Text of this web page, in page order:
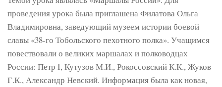
проведения урока была приглашена Филатова Ольга
Владимировна, заведующий музеем истории боевой
славы «38-го Тобольского пехотного полка». Учащимся
повествовали о великих маршалах и полководцах
России: Петр I, Кутузов М.И., Рокоссовский К.К., Жуков
Г.К., Александр Невский. Информация была как новая,